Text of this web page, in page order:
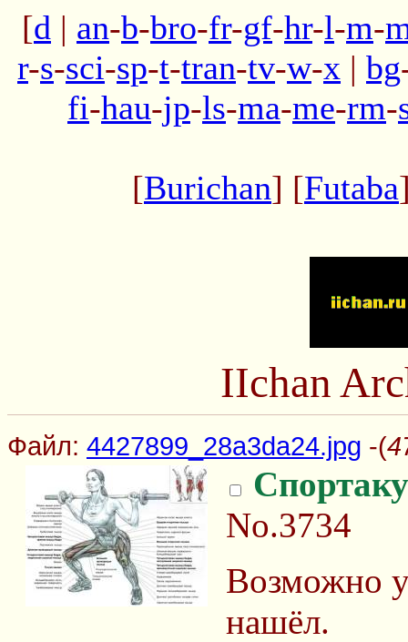
[d | an-b-bro-fr-gf-hr-l-m-
r-s-sci-sp-t-tran-tv-w-x | bg
fi-hau-jp-ls-ma-me-rm-
[Burichan] [Futaba
IIchan
Файл: 4427899_28a3da24.jpg -(
No.3734
Возможно
нашёл.